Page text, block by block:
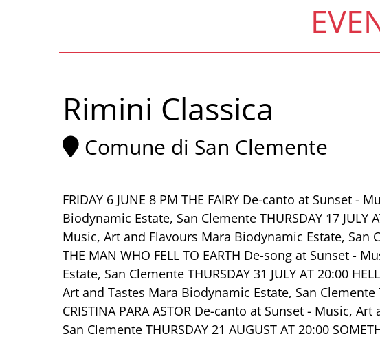
Rimini Classica
Comune di San Clemente
FRIDAY 6 JUNE 8 PM THE FAIRY De-canto at Sunset -
Biodynamic Estate, San Clemente THURSDAY 17 JULY
Music, Art and Flavours Mara Biodynamic Estate, San
THE MAN WHO FELL TO EARTH De-song at Sunset -
Estate, San Clemente THURSDAY 31 JULY AT 20:00
Art and Tastes Mara Biodynamic Estate, San Clemente
CRISTINA PARA ASTOR De-canto at Sunset - Music,
San Clemente THURSDAY 21 AUGUST AT 20:00